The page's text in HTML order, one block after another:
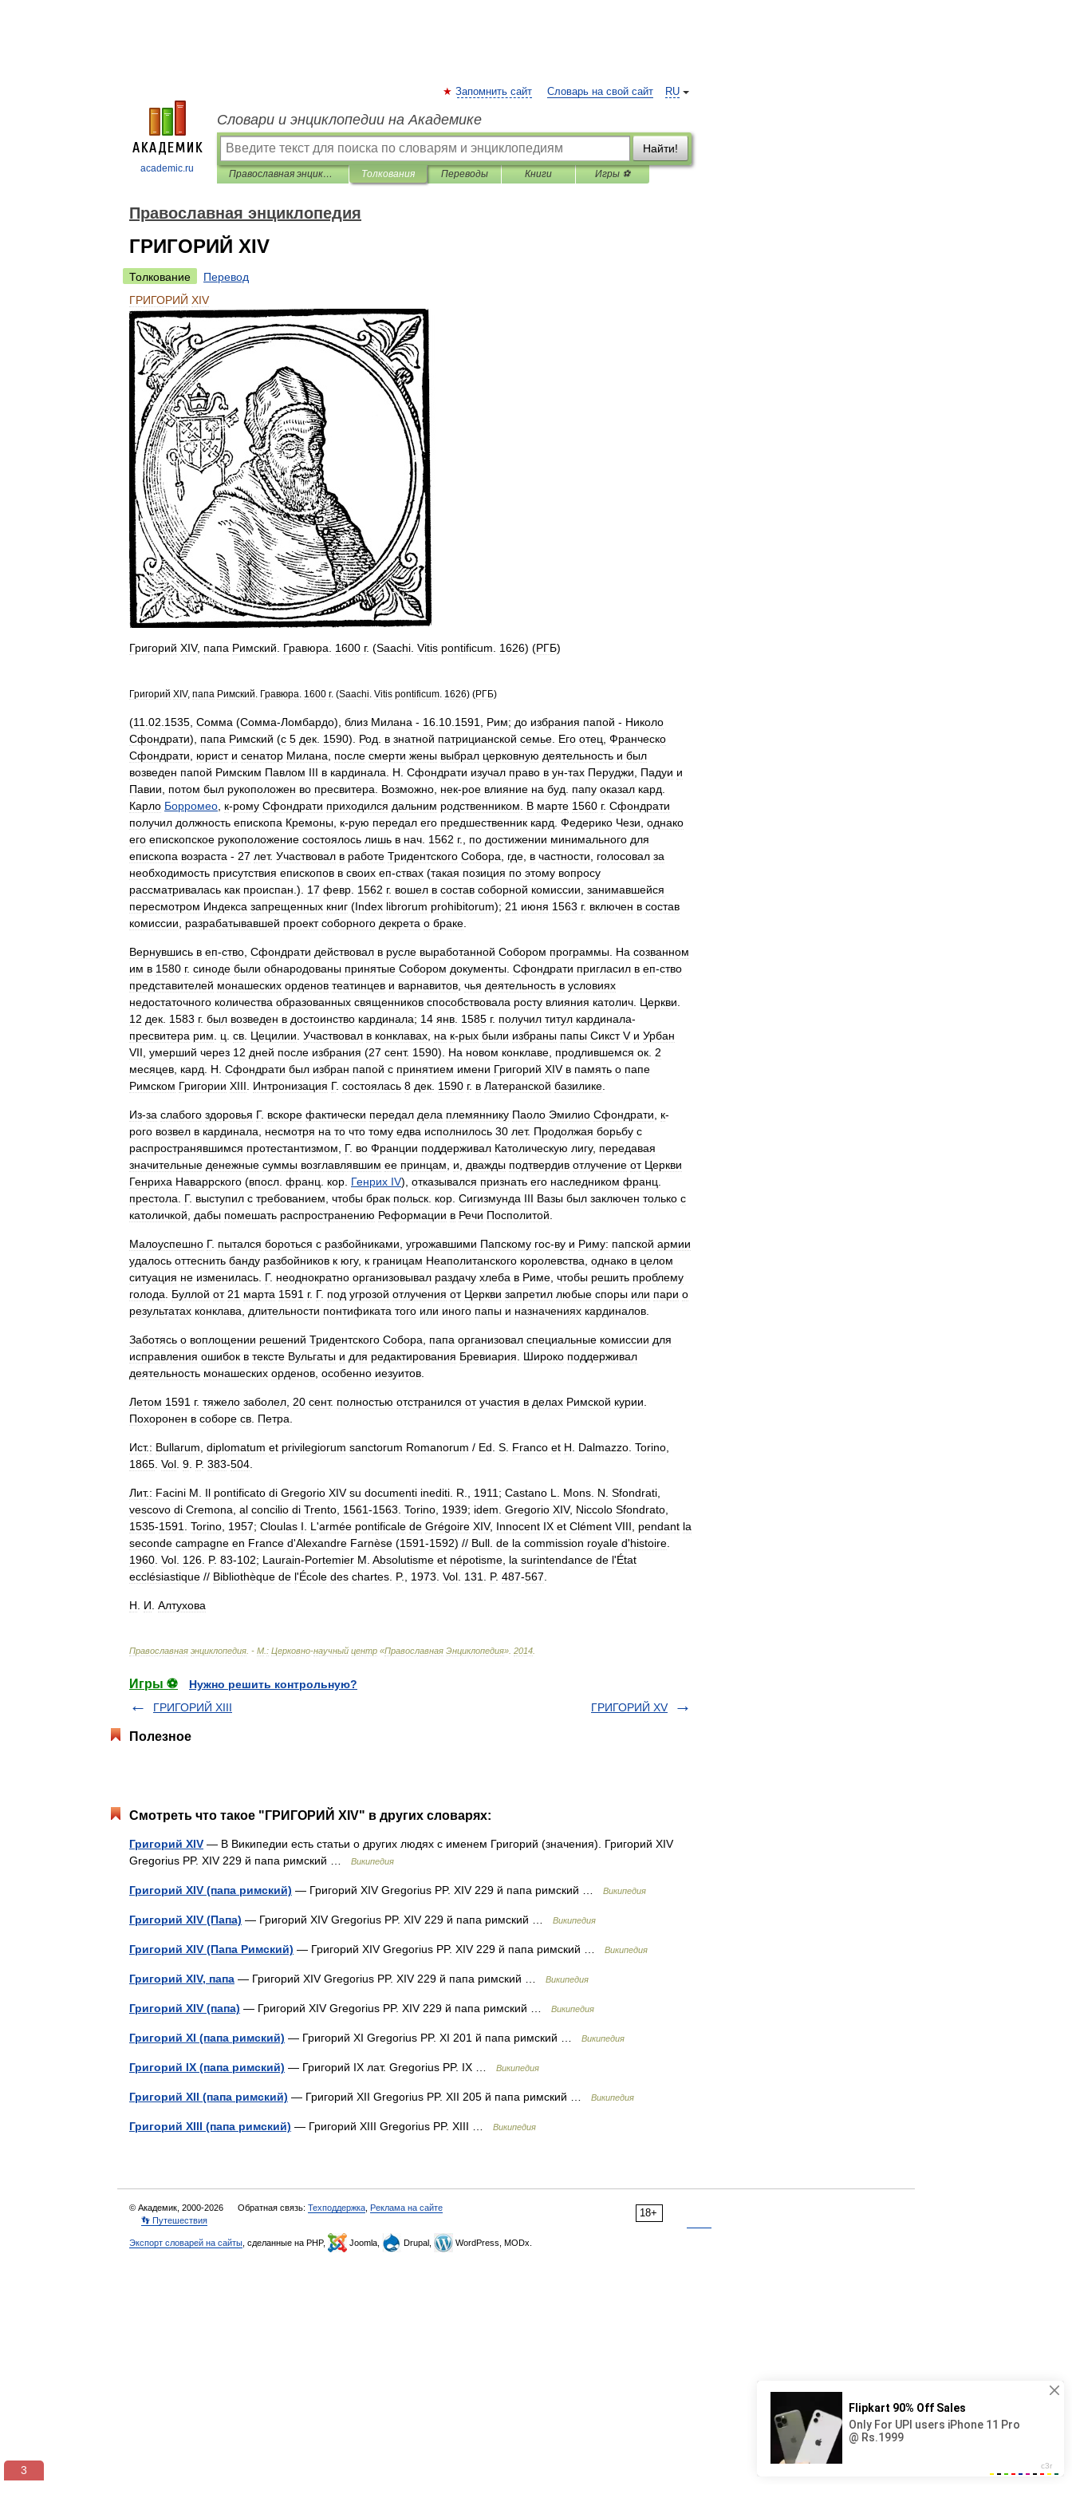
academic.ru
RU
Запомнить сайт Словарь на свой сайт
Словари и энциклопедии на Академике
Найти!
Православная энциклопедия Толкования Переводы Книги Игры ⚽
Православная энциклопедия
ГРИГОРИЙ XIV
Толкование
Перевод
ГРИГОРИЙ XIV
Григорий XIV, папа Римский Гравюра 1600 г. (Saachi Vitis pontificum 1626) (РГБ)
Григорий XIV, папа Римский Гравюра 1600 г. (Saachi Vitis pontificum 1626) (РГБ)
(11 02 1535 Сомма (Сомма-Ломбардо), близ Милана - 16 10 1591 Рим; до избрания папой - Николо
Сфондрати), папа Римский (с 5 дек 1590). Род в знатной патрицианской семье Его отец Франческо
Сфондрати
юрист и сенатор Милана после смерти жены выбрал церковную деятельность и был
возведен папой Римским Павлом III в кардинала Н Сфондрати изучал право в ун-тах Перуджи Падуи и
Павии
потом был рукоположен во пресвитера Возможно нек-рое влияние на буд папу оказал кард
Карло Борромео к-рому Сфондрати приходился дальним родственником В марте 1560 г. Сфондрати
получил должность епископа Кремоны к-рую передал его предшественник кард Федерико Чези однако
его епископское рукоположение состоялось лишь в нач 1562 г., по достижении минимального для
епископа возраста - 27 лет. Участвовал в работе Тридентского Собора где в частности голосовал за
необходимость присутствия епископов в своих еп-ствах (такая позиция по этому вопросу
рассматривалась как происпан .). 17 февр 1562 г. вошел в состав соборной комиссии занимавшейся
пересмотром Индекса запрещенных книг (Index librorum prohibitorum); 21 июня 1563 г. включен в состав
комиссии
разрабатывавшей проект соборного декрета о браке
Вернувшись в еп-ство Сфондрати действовал в русле выработанной Собором программы На созванном
им в 1580 г. синоде были обнародованы принятые Собором документы Сфондрати пригласил в еп-ство
представителей монашеских орденов театинцев и варнавитов чья деятельность в условиях
недостаточного количества образованных священников способствовала росту влияния католич Церкви
12 дек 1583 г. был возведен в достоинство кардинала; 14 янв 1585 г. получил титул кардинала-
пресвитера рим ц св Цецилии Участвовал в конклавах на к-рых были избраны папы Сикст V и Урбан
VII умерший через 12 дней после избрания (27 сент. 1590). На новом конклаве продлившемся ок 2
месяцев кард Н Сфондрати был избран папой с принятием имени Григорий XIV в память о папе
Римском Григории XIII Интронизация Г. состоялась 8 дек 1590 г. в Латеранской базилике
Из-за слабого здоровья Г. вскоре фактически передал дела племяннику Паоло Эмилио Сфондрати к-
рого возвел в кардинала несмотря на то что тому едва исполнилось 30 лет. Продолжая борьбу с
распространявшимся протестантизмом Г. во Франции поддерживал Католическую лигу, передавая
значительные денежные суммы возглавлявшим ее принцам и дважды подтвердив отлучение от Церкви
Генриха Наваррского (впосл франц кор Генрих IV), отказывался признать его наследником франц
престола
Г. выступил с требованием чтобы брак польск кор Сигизмунда III Вазы был заключен только с
католичкой
дабы помешать распространению Реформации в Речи Посполитой
Малоуспешно Г. пытался бороться с разбойниками угрожавшими Папскому гос-ву и Риму: папской армии
удалось оттеснить банду разбойников к югу, к границам Неаполитанского королевства однако в целом
ситуация не изменилась Г. неоднократно организовывал раздачу хлеба в Риме чтобы решить проблему
голода
Буллой от 21 марта 1591 г. Г. под угрозой отлучения от Церкви запретил любые споры или пари о
результатах конклава длительности понтификата того или иного папы и назначениях кардиналов
Заботясь о воплощении решений Тридентского Собора папа организовал специальные комиссии для
исправления ошибок в тексте Вульгаты и для редактирования Бревиария Широко поддерживал
деятельность монашеских орденов особенно иезуитов
Летом 1591 г. тяжело заболел 20 сент. полностью отстранился от участия в делах Римской курии
Похоронен в соборе св Петра
Ист.: Bullarum diplomatum et privilegiorum sanctorum Romanorum / Ed S Franco et H Dalmazzo Torino
1865 Vol 9 P. 383-504
Лит.: Facini M Il pontificato di Gregorio XIV su documenti inediti R 1911 ; Castano L Mons N Sfondrati
vescovo di Cremona al concilio di Trento 1561-1563 Torino 1939; idem Gregorio XIV, Niccolo Sfondrato
1535-1591 Torino 1957; Cloulas I L 'armée pontificale de Grégoire XIV, Innocent IX et Clément VIII pendant la
seconde campagne en France d'Alexandre Farnèse (1591-1592) // Bull de la commission royale d'histoire
1960 Vol 126 P. 83-102; Laurain-Portemier M Absolutisme et népotisme la surintendance de l'État
ecclésiastique // Bibliothèque de l'École des chartes P., 1973 Vol 131 P. 487-567
Н И Алтухова
Православная энциклопедия . - М : Церковно-научный центр «Православная Энциклопедия» 2014
Игры ⚽
Нужно решить контрольную?
ГРИГОРИЙ XIII
ГРИГОРИЙ XV
Полезное
Смотреть что такое "ГРИГОРИЙ XIV" в других словарях:
Григорий XIV — В Википедии есть статьи о других людях с именем Григорий (значения). Григорий XIV
Gregorius PP. XIV 229 й папа римский …
Википедия
Григорий XIV (папа римский) — Григорий XIV Gregorius PP. XIV 229 й папа римский … Википедия
Григорий XIV (Папа) — Григорий XIV Gregorius PP. XIV 229 й папа римский … Википедия
Григорий XIV (Папа Римский) — Григорий XIV Gregorius PP. XIV 229 й папа римский … Википедия
Григорий XIV, папа — Григорий XIV Gregorius PP. XIV 229 й папа римский … Википедия
Григорий XIV (папа) — Григорий XIV Gregorius PP. XIV 229 й папа римский … Википедия
Григорий XI (папа римский) — Григорий XI Gregorius PP. XI 201 й папа римский … Википедия
Григорий IX (папа римский) — Григорий IX лат. Gregorius PP. IX … Википедия
Григорий XII (папа римский) — Григорий XII Gregorius PP. XII 205 й папа римский … Википедия
Григорий XIII (папа римский) — Григорий XIII Gregorius PP. XIII … Википедия
18+
© Академик, 2000-2026 Обратная связь: Техподдержка Реклама на сайте
👣 Путешествия
Экспорт словарей на сайты , сделанные на PHP, Joomla, Drupal, WordPress, MODx.
3